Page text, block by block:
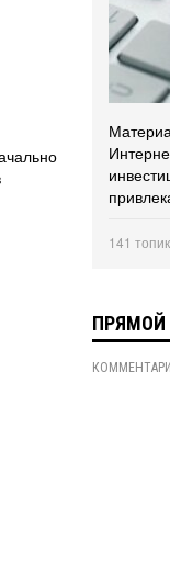
141 топик
ПРЯМОЙ